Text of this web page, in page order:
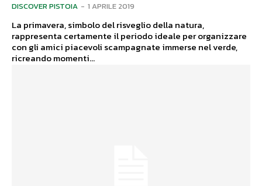
DISCOVER PISTOIA - 1 APRILE 2019
La primavera, simbolo del risveglio della natura,
rappresenta certamente il periodo ideale per organizzare
con gli amici piacevoli scampagnate immerse nel verde,
ricreando momenti...